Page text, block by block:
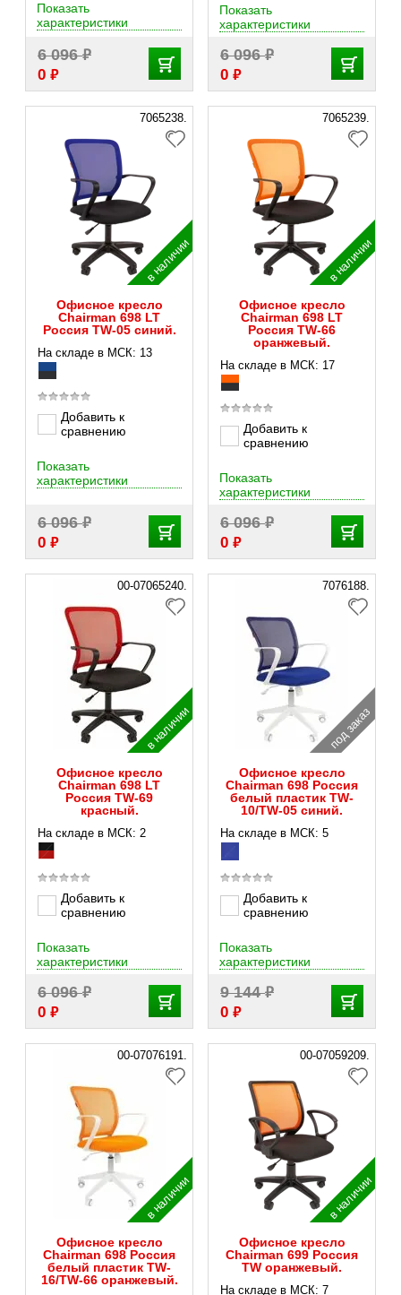
6 096₽
0 ₽
Показать
характеристики
6 096₽
0 ₽
Показать
характеристики
7065238.
в наличии
Офисное кресло
Chairman 698 LT
Россия TW-05 синий.
На складе в МСК: 13
Добавить к
сравнению
6 096₽
0 ₽
Показать
характеристики
7065239.
в наличии
Офисное кресло
Chairman 698 LT
Россия TW-66
оранжевый.
На складе в МСК: 17
Добавить к
сравнению
6 096₽
0 ₽
Показать
характеристики
00-07065240.
в наличии
Офисное кресло
Chairman 698 LT
Россия TW-69
красный.
На складе в МСК: 2
Добавить к
сравнению
6 096₽
0 ₽
Показать
характеристики
7076188.
под заказ
Офисное кресло
Chairman 698 Россия
белый пластик TW-
10/TW-05 синий.
На складе в МСК: 5
Добавить к
сравнению
9 144₽
0 ₽
Показать
характеристики
00-07076191.
в наличии
Офисное кресло
Chairman 698 Россия
белый пластик TW-
16/TW-66 оранжевый.
00-07059209.
в наличии
Офисное кресло
Chairman 699 Россия
TW оранжевый.
На складе в МСК: 7